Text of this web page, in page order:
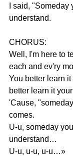
said, "Someday
understand.
CHORUS:
Well , I'm here to
each and ev'ry
You better learn it
better learn it
'Cause, "someday
comes.
U-u, someday
understand …
U-u, u-u, u-u…»